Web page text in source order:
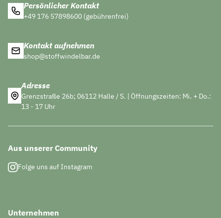
Persönlicher Kontakt
+49 176 57898600 (gebührenfrei)
Kontakt aufnehmen
shop@stoffwindelbar.de
Adresse
Grenzstraße 26b; 06112 Halle / S. | Öffnungszeiten: Mi. + Do.:
13 - 17 Uhr
Aus unserer Community
Folge uns auf Instagram
Unternehmen